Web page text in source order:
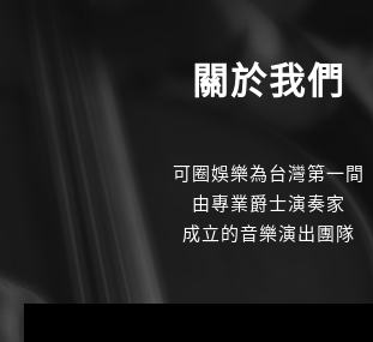
關於我們
可圈娛樂為台灣第一間
由專業爵士演奏家
成立的音樂演出團隊